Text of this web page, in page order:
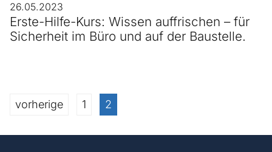
26.05.2023
Erste-Hilfe-Kurs: Wissen auffrischen – für
Sicherheit im Büro und auf der Baustelle.
vorherige 1 2